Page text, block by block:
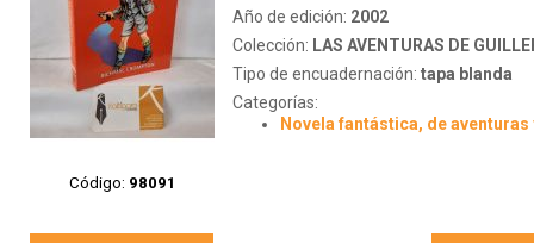
Código: 98091
Año de edición: 2002
Colección: LAS AVENTURAS DE
Tipo de encuadernación: tapa blanda
Categorías:
Novela fantástica, de aventuras